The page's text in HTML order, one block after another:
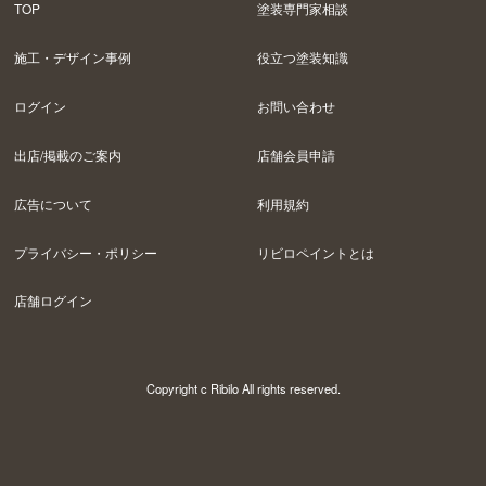
TOP 塗装専門家相談
施工・デザイン事例 役立つ塗装知識
ログイン お問い合わせ
出店/掲載のご案内 店舗会員申請
広告について 利用規約
プライバシー・ポリシー リビロペイントとは
店舗ログイン
Copyright c Ribilo All rights reserved.